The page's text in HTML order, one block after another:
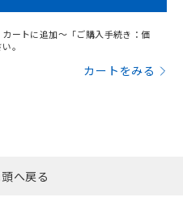
ートに追加～「ご購入手続き：価
。
カートをみる
へ戻る